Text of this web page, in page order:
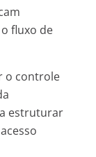
fluxo de
o controle
estruturar